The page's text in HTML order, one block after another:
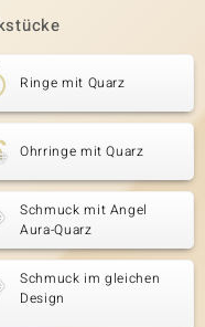
Ringe mit Quarz
Ohrringe mit Quarz
Schmuck mit Angel
Aura-Quarz
Schmuck im gleichen
Design